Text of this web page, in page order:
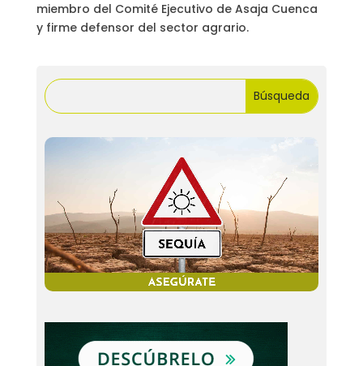
miembro del Comité Ejecutivo de Asaja Cuenca
y firme defensor del sector agrario.